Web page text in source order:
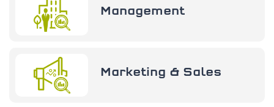
Management
Marketing & Sales
Diese Informationen helfen uns zu verstehen, wie
unsere Besucher unsere Website nutzen.Statistik
LinkedIn